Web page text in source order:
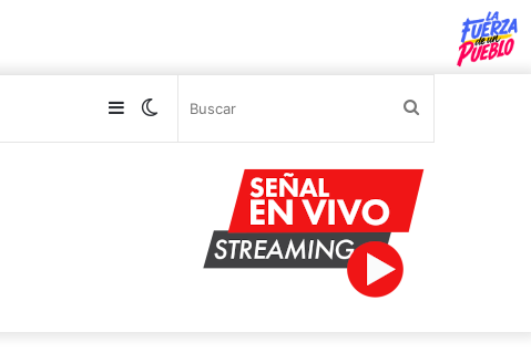
Switch
Sidebar